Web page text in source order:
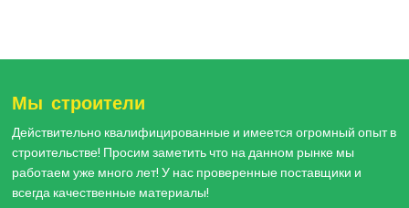
Мы строители
Действительно квалифицированные и имеется огромный опыт в
строительстве! Просим заметить что на данном рынке мы
работаем уже много лет! У нас проверенные поставщики и
всегда качественные материалы!